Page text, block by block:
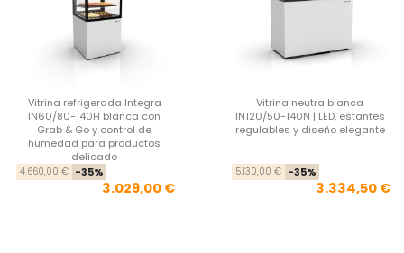
Vitrina refrigerada Integra
IN60/80-140H blanca con
Grab & Go y control de
humedad para productos
delicado
Precio base
4.660,00 € -35%
3.029,00 €
Vitrina neutra blanca
IN120/50-140N | LED, estantes
regulables y diseño elegante
5.130,00 € -35%
3.334,50 €